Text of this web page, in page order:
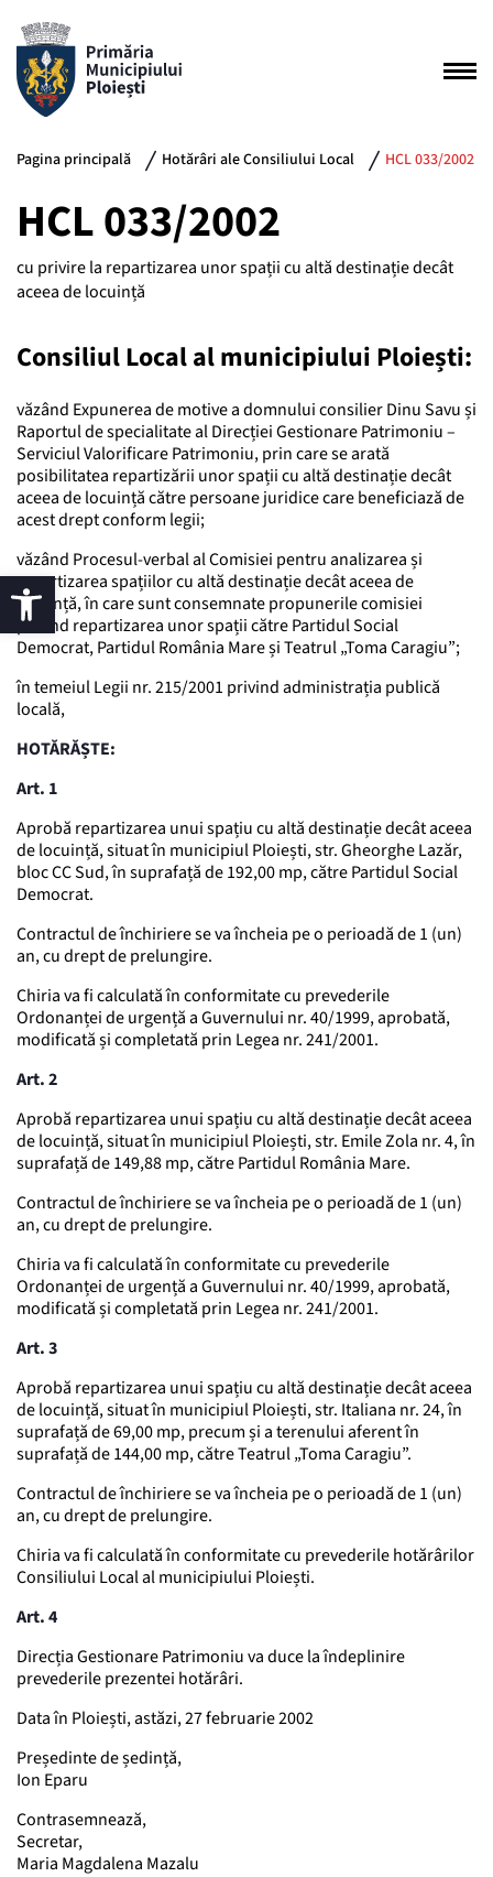
Pagina principală Hotărâri ale Consiliului Local HCL 033/2002
HCL 033/2002
cu privire la repartizarea unor spații cu altă destinație decât
aceea de locuință
Consiliul Local al municipiului Ploiești:
văzând Expunerea de motive a domnului consilier Dinu Savu și
Raportul de specialitate al Direcției Gestionare Patrimoniu –
Serviciul Valorificare Patrimoniu, prin care se arată
posibilitatea repartizării unor spații cu altă destinație decât
aceea de locuință către persoane juridice care beneficiază de
acest drept conform legii;
văzând Procesul-verbal al Comisiei pentru analizarea și
repartizarea spațiilor cu altă destinație decât aceea de
locuință, în care sunt consemnate propunerile comisiei
privind repartizarea unor spații către Partidul Social
Democrat, Partidul România Mare și Teatrul „Toma Caragiu”;
în temeiul Legii nr. 215/2001 privind administrația publică
locală,
HOTĂRĂȘTE:
Art. 1
Aprobă repartizarea unui spațiu cu altă destinație decât aceea
de locuință, situat în municipiul Ploiești, str. Gheorghe Lazăr,
bloc CC Sud, în suprafață de 192,00 mp, către Partidul Social
Democrat.
Contractul de închiriere se va încheia pe o perioadă de 1 (un)
an, cu drept de prelungire.
Chiria va fi calculată în conformitate cu prevederile
Ordonanței de urgență a Guvernului nr. 40/1999, aprobată,
modificată și completată prin Legea nr. 241/2001.
Art. 2
Aprobă repartizarea unui spațiu cu altă destinație decât aceea
de locuință, situat în municipiul Ploiești, str. Emile Zola nr. 4, în
suprafață de 149,88 mp, către Partidul România Mare.
Contractul de închiriere se va încheia pe o perioadă de 1 (un)
an, cu drept de prelungire.
Chiria va fi calculată în conformitate cu prevederile
Ordonanței de urgență a Guvernului nr. 40/1999, aprobată,
modificată și completată prin Legea nr. 241/2001.
Art. 3
Aprobă repartizarea unui spațiu cu altă destinație decât aceea
de locuință, situat în municipiul Ploiești, str. Italiana nr. 24, în
suprafață de 69,00 mp, precum și a terenului aferent în
suprafață de 144,00 mp, către Teatrul „Toma Caragiu”.
Contractul de închiriere se va încheia pe o perioadă de 1 (un)
an, cu drept de prelungire.
Chiria va fi calculată în conformitate cu prevederile hotărârilor
Consiliului Local al municipiului Ploiești.
Art. 4
Direcția Gestionare Patrimoniu va duce la îndeplinire
prevederile prezentei hotărâri.
Data în Ploiești, astăzi, 27 februarie 2002
Președinte de ședință,
Ion Eparu
Contrasemnează,
Secretar,
Maria Magdalena Mazalu